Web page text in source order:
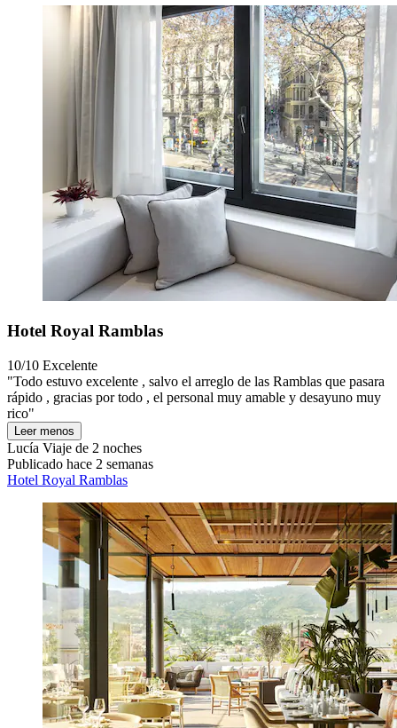
Hotel Royal Ramblas
10/10 Excelente
"Todo estuvo excelente , salvo el arreglo de las Ramblas que pasara
rápido , gracias por todo , el personal muy amable y desayuno muy
rico"
Leer menos
Lucía Viaje de 2 noches
Publicado hace 2 semanas
Hotel Royal Ramblas